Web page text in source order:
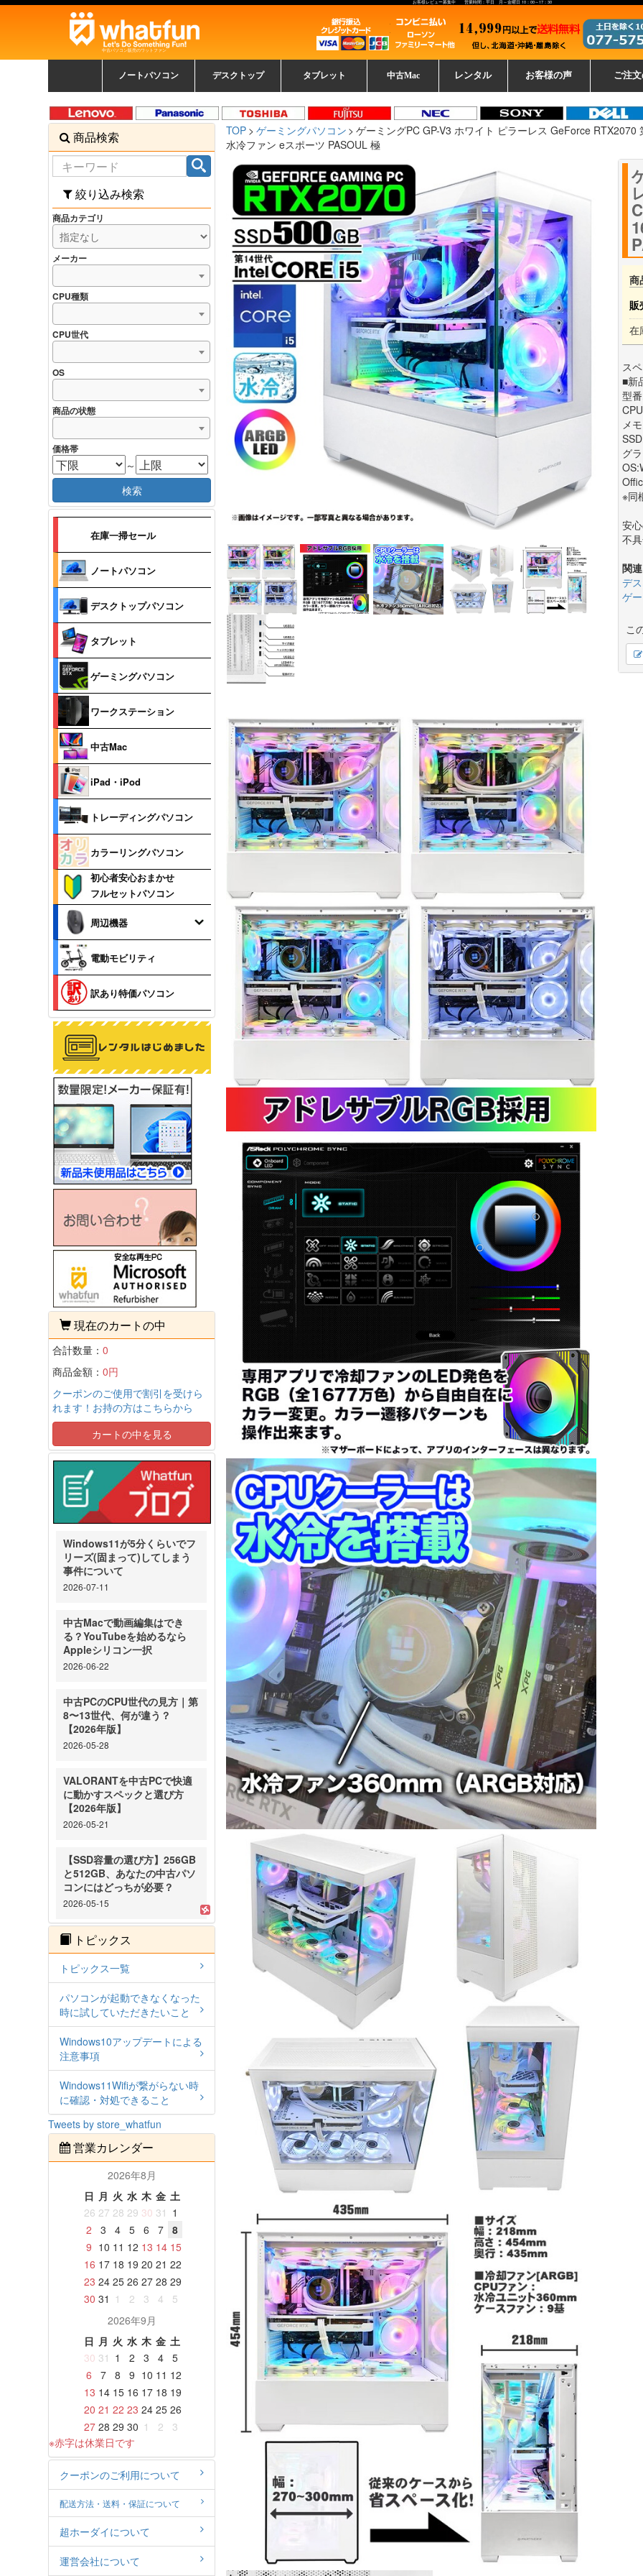
お客様レビュー募集中 営業時間：平日 月～金曜日 10：00～17：30
中古パソコン販売のワットファン
ノートパソコン
覧
パソコン
ッカード
デスクトップ
中古デスクトップ一覧
新品デスクトップ一
覧
ゲーミングパソコン
トレーディングパソ
コン
ッカード
タブレット 中古Mac レンタル お客様の声 ご注
TOP ゲーミングパソコン
ゲーミングPC GP-V3 ホワイト ピラーレス GeForce
水冷ファン eスポーツ PASOUL 極
商
販
在
ス
■新
型
メ
グ
※同
安
不
関
デ
ゲ
こ
商品検索
絞り込み検索
商品カテゴリ
メーカー
CPU種類
CPU世代
OS
商品の状態
価格帯
～
検索
在庫一掃セール
ノートパソコン
デスクトップパソコン
タブレット
ゲーミングパソコン
ワークステーション
中古Mac
iPad・iPod
トレーディングパソコン
カラーリングパソコン
初心者安心おまかせ
フルセットパソコン
周辺機器
電動モビリティ
訳あり特価パソコン
現在のカートの中
合計数量： 0
商品金額： 0円
クーポンのご使用で割引を受けら
れます！お持の方はこちらから
カートの中を見る
Windows11が5分くらいでフ
リーズ(固まって)してしまう
事件について
2026-07-11
中古Macで動画編集はでき
る？YouTubeを始めるなら
Appleシリコン一択
2026-06-22
中古PCのCPU世代の見方｜第
8〜13世代、何が違う？
【2026年版】
2026-05-28
VALORANTを中古PCで快適
に動かすスペックと選び方
【2026年版】
2026-05-21
【SSD容量の選び方】256GB
と512GB、あなたの中古パソ
コンにはどっちが必要？
2026-05-15
トピックス
トピックス一覧
パソコンが起動できなくなった
時に試していただきたいこと
Windows10アップデートによる
注意事項
Windows11Wifiが繋がらない時
に確認・対処できること
Tweets by store_whatfun
営業カレンダー
2026年8月
日 月 火 水 木 金 土
26 27 28 29 30 31 1
2
3 4 5 6 7
8
9 10 11 12 13 14 15
16 17 18 19 20 21 22
23 24 25 26 27 28 29
30 31 1 2 3 4
5
2026年9月
日 月 火 水 木 金 土
30 31 1 2 3 4
5
6
7 8 9 10 11 12
13 14 15 16 17 18 19
20 21 22 23 24 25 26
27 28 29 30 1 2
3
※赤字は休業日です
クーポンのご利用について
配送方法・送料・保証について
超ホーダイについて
運営会社について